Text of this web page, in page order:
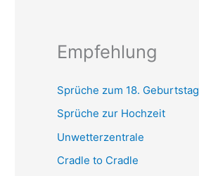
Empfehlung
Sprüche zum 18. Geburtstag
Sprüche zur Hochzeit
Unwetterzentrale
Cradle to Cradle